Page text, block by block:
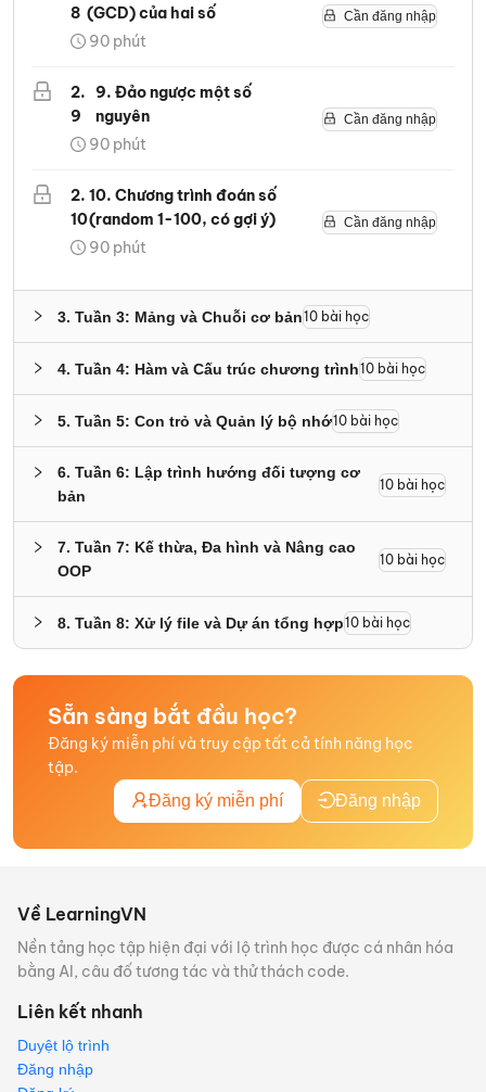
8 (GCD) của hai số
90 phút
Cần đăng nhập
2.
9
9. Đảo ngược một số
nguyên
90 phút
Cần đăng nhập
2.
10
10. Chương trình đoán số
(random 1-100, có gợi ý)
90 phút
Cần đăng nhập
3. Tuần 3: Mảng và Chuỗi cơ bản10 bài học
4. Tuần 4: Hàm và Cấu trúc chương trình10 bài học
5. Tuần 5: Con trỏ và Quản lý bộ nhớ10 bài học
6. Tuần 6: Lập trình hướng đối tượng cơ
bản
10 bài học
7. Tuần 7: Kế thừa, Đa hình và Nâng cao
OOP
10 bài học
8. Tuần 8: Xử lý file và Dự án tổng hợp10 bài học
Sẵn sàng bắt đầu học?
Đăng ký miễn phí và truy cập tất cả tính năng học
tập.
Đăng ký miễn phí Đăng nhập
Về LearningVN
Nền tảng học tập hiện đại với lộ trình học được cá nhân hóa
bằng AI, câu đố tương tác và thử thách code.
Liên kết nhanh
Duyệt lộ trình
Đăng nhập